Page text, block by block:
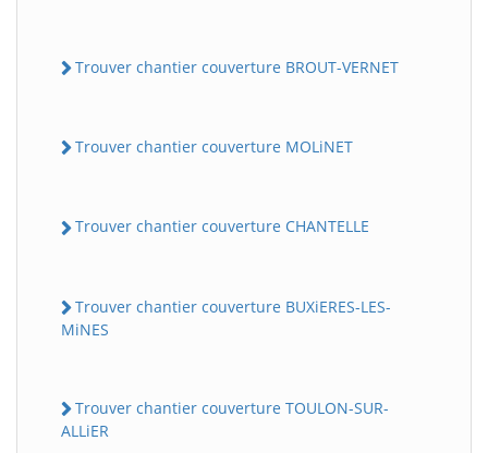
Trouver chantier couverture BROUT-VERNET
Trouver chantier couverture MOLiNET
Trouver chantier couverture CHANTELLE
Trouver chantier couverture BUXiERES-LES-
MiNES
Trouver chantier couverture TOULON-SUR-
ALLiER